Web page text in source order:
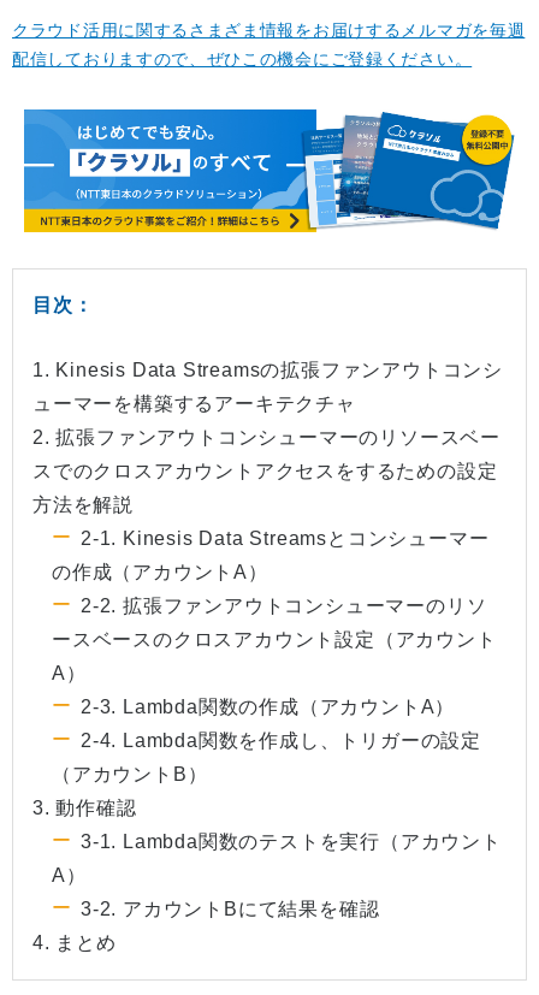
クラウド活用に関するさまざま情報をお届けするメルマガを毎週
配信しておりますので、ぜひこの機会にご登録ください。
目次：
1. Kinesis Data Streamsの拡張ファンアウトコンシ
ューマーを構築するアーキテクチャ
2. 拡張ファンアウトコンシューマーのリソースベー
スでのクロスアカウントアクセスをするための設定
方法を解説
2-1. Kinesis Data Streamsとコンシューマー
の作成（アカウントA）
2-2. 拡張ファンアウトコンシューマーのリソ
ースベースのクロスアカウント設定（アカウント
A）
2-3. Lambda関数の作成（アカウントA）
2-4. Lambda関数を作成し、トリガーの設定
（アカウントB）
3. 動作確認
3-1. Lambda関数のテストを実行（アカウント
A）
3-2. アカウントBにて結果を確認
4. まとめ